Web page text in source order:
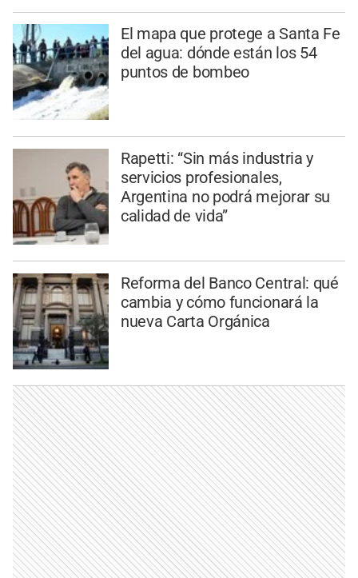
El mapa que protege a Santa Fe
del agua: dónde están los 54
puntos de bombeo
Rapetti: “Sin más industria y
servicios profesionales,
Argentina no podrá mejorar su
calidad de vida”
Reforma del Banco Central: qué
cambia y cómo funcionará la
nueva Carta Orgánica